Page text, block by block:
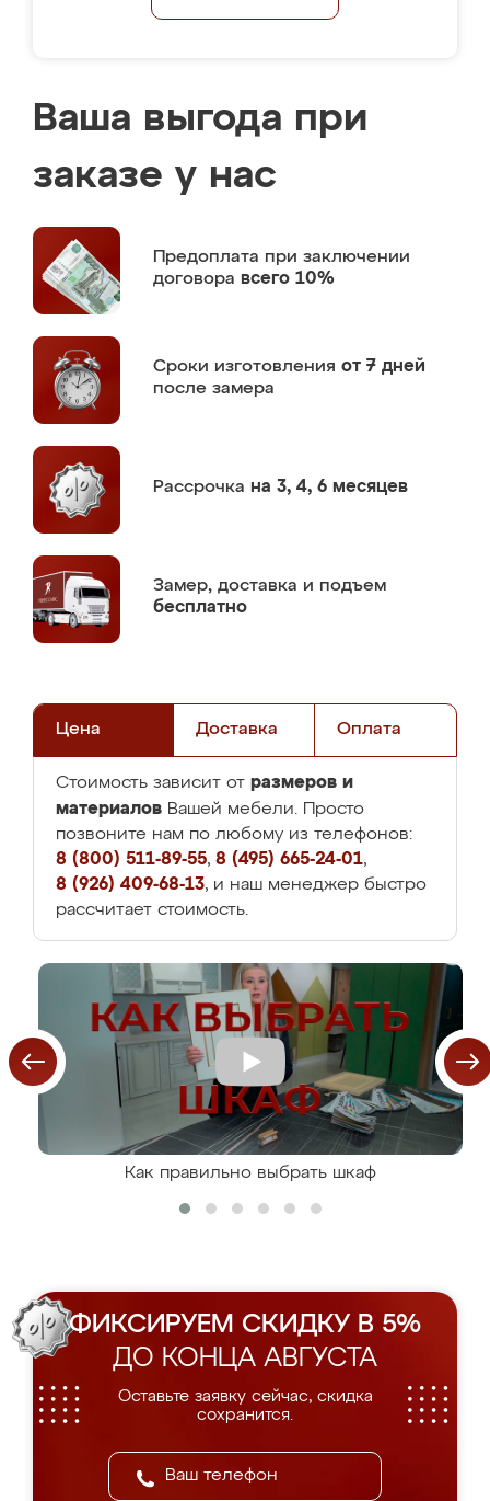
Ваша выгода при
заказе у нас
Предоплата при заключении
договора всего 10%
Сроки изготовления от 7 дней
после замера
Рассрочка на 3, 4, 6 месяцев
Замер, доставка и подъем
бесплатно
Цена Доставка Оплата
Стоимость зависит от размеров и
материалов Вашей мебели. Просто
позвоните нам по любому из телефонов:
8 (800) 511-89-55, 8 (495) 665-24-01,
8 (926) 409-68-13, и наш менеджер быстро
рассчитает стоимость.
Как правильно выбрать шкаф
ФИКСИРУЕМ СКИДКУ В 5%
ДО КОНЦА АВГУСТА
Оставьте заявку сейчас, скидка
сохранится.